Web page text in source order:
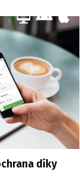
díky